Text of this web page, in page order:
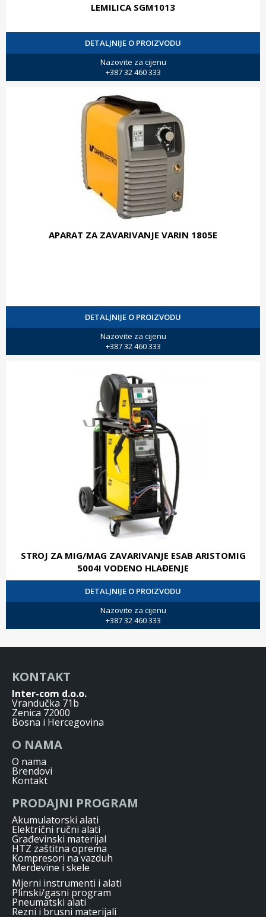
LEMILICA SGM1013
DETALJNIJE O PROIZVODU
Nazovite za cijenu
+387 32 460 333
APARAT ZA ZAVARIVANJE VARIN 1805E
DETALJNIJE O PROIZVODU
Nazovite za cijenu
+387 32 460 333
STROJ ZA MIG/MAG ZAVARIVANJE ESAB ARISTOMIG
5004I VODENO HLAĐENJE
DETALJNIJE O PROIZVODU
Nazovite za cijenu
+387 32 460 333
KONTAKT
Inter-com d.o.o.
Vrandučka 71b
Zenica 72000
Bosna i Hercegovina
O NAMA
O nama
Brendovi
Kontakt
PRODAJNI PROGRAM
Akumulatorski alati
Električni ručni alati
Građevinski materijal
HTZ zaštitna oprema
Kompresori na vazduh
Merdevine i skele
Mjerni instrumenti i alati
Plinski/gasni program
Pneumatski alati
Rezni i brusni materijali